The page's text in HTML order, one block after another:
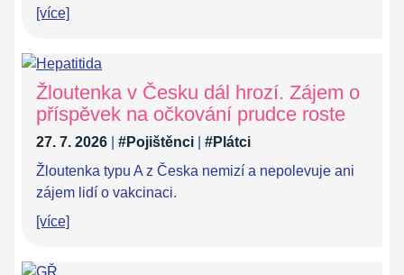
[více]
Žloutenka v Česku dál hrozí. Zájem o
příspěvek na očkování prudce roste
27. 7. 2026 #Pojištěnci
#Plátci
Žloutenka typu A z Česka nemizí a nepolevuje ani
zájem lidí o vakcinaci.
[více]